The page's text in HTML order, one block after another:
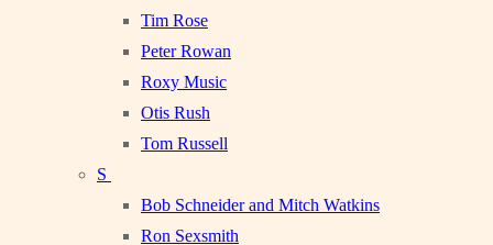
Tim Rose
Peter Rowan
Roxy Music
Otis Rush
Tom Russell
S
Bob Schneider and Mitch Watkins
Ron Sexsmith